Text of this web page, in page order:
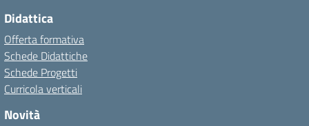
Didattica
Offerta formativa
Schede Didattiche
Schede Progetti
Curricola verticali
Novità